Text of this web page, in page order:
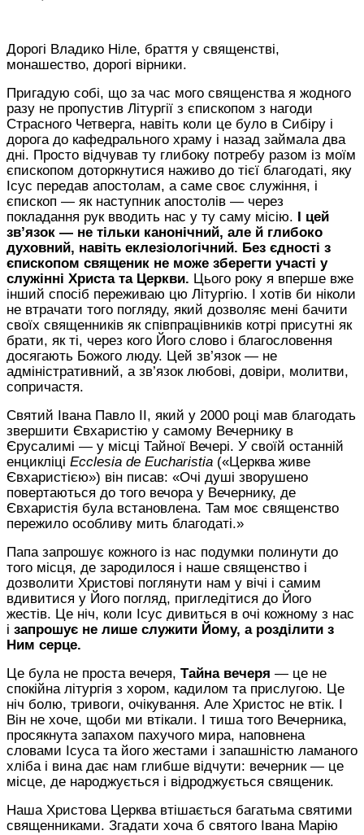
Дорогі Владико Ніле, браття у священстві,
монашество, дорогі вірники.
Пригадую собі, що за час мого священства я жодного
разу не пропустив Літургії з єпископом з нагоди
Страсного Четверга, навіть коли це було в Сибіру і
дорога до кафедрального храму і назад займала два
дні. Просто відчував ту глибоку потребу разом із моїм
єпископом доторкнутися наживо до тієї благодаті, яку
Ісус передав апостолам, а саме своє служіння, і
єпископ — як наступник апостолів — через
покладання рук вводить нас у ту саму місію. І цей
зв’язок — не тільки канонічний, але й глибоко
духовний, навіть еклезіологічний. Без єдності з
єпископом священик не може зберегти участі у
служінні Христа та Церкви. Цього року я вперше вже
інший спосіб переживаю цю Літургію. І хотів би ніколи
не втрачати того погляду, який дозволяє мені бачити
своїх священників як співпрацівників котрі присутні як
брати, як ті, через кого Його слово і благословення
досягають Божого люду. Цей зв’язок — не
адміністративний, а зв’язок любові, довіри, молитви,
сопричастя.
Святий Івана Павло ІІ, який у 2000 році мав благодать
звершити Євхаристію у самому Вечернику в
Єрусалимі — у місці Тайної Вечері. У своїй останній
енцикліці Ecclesia de Eucharistia («Церква живе
Євхаристією») він писав: «Очі душі зворушено
повертаються до того вечора у Вечернику, де
Євхаристія була встановлена. Там моє священство
пережило особливу мить благодаті.»
Папа запрошує кожного із нас подумки полинути до
того місця, де зародилося і наше священство і
дозволити Христові поглянути нам у вічі і самим
вдивитися у Його погляд, пригледітися до Його
жестів. Це ніч, коли Ісус дивиться в очі кожному з нас
і запрошує не лише служити Йому, а розділити з
Ним серце.
Це була не проста вечеря, Тайна вечеря — це не
спокійна літургія з хором, кадилом та прислугою. Це
ніч болю, тривоги, очікування. Але Христос не втік. І
Він не хоче, щоби ми втікали. І тиша того Вечерника,
просякнута запахом пахучого мира, наповнена
словами Ісуса та його жестами і запашністю ламаного
хліба і вина дає нам глибше відчути: вечерник — це
місце, де народжується і відроджується священик.
Наша Христова Церква втішається багатьма святими
священниками. Згадати хоча б святого Івана Марію